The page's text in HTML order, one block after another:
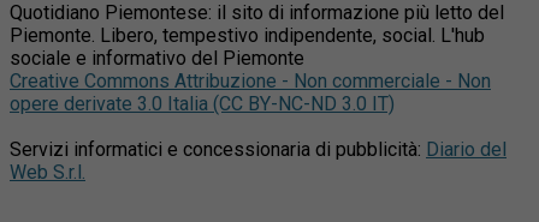
Quotidiano Piemontese: il sito di informazione più letto del
Piemonte. Libero, tempestivo indipendente, social. L'hub
sociale e informativo del Piemonte
Creative Commons Attribuzione - Non commerciale - Non
opere derivate 3.0 Italia (CC BY-NC-ND 3.0 IT)
Servizi informatici e concessionaria di pubblicità: Diario del
Web S.r.l.